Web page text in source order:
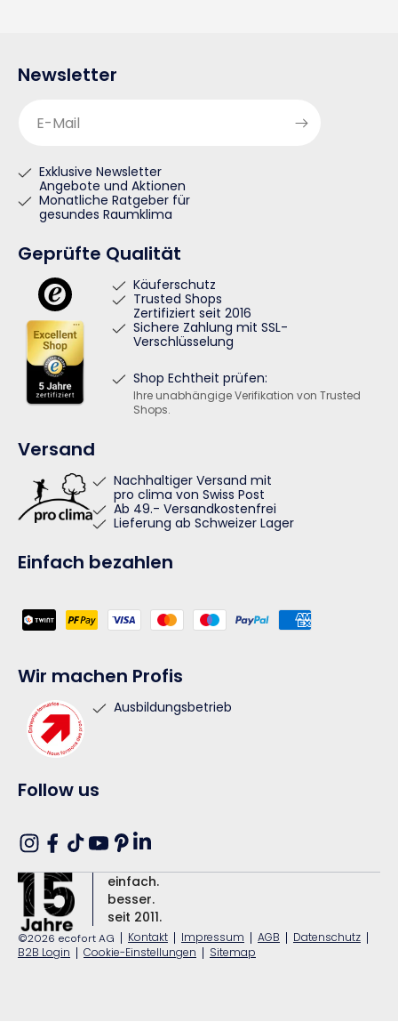
Newsletter
E-Mail
Exklusive Newsletter
Angebote und Aktionen
Monatliche Ratgeber für
gesundes Raumklima
Geprüfte Qualität
Käuferschutz
Trusted Shops
Zertifiziert seit 2016
Sichere Zahlung mit SSL-
Verschlüsselung
Shop Echtheit prüfen:
Ihre unabhängige Verifikation von Trusted
Shops.
Versand
Nachhaltiger Versand mit
pro clima von Swiss Post
Ab 49.- Versandkostenfrei
Lieferung ab Schweizer Lager
Einfach bezahlen
Zahlungsmethoden
Wir machen Profis
Ausbildungsbetrieb
Follow us
Instagram
Facebook
TikTokYouTube
Pinterest
Translation
missing:
de.general.social.links.linkedin
einfach.
besser.
seit 2011.
©2026 ecofort AG | Kontakt | Impressum | AGB | Datenschutz |
B2B Login | Cookie-Einstellungen | Sitemap